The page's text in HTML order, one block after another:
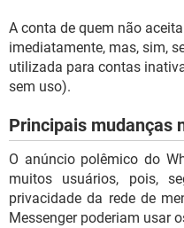
A conta de quem não
imediatamente, mas, sim,
utilizada para contas
sem uso).
Principais mudanças
O anúncio polêmico do
muitos usuários, pois,
privacidade da rede de
Messenger poderiam usar